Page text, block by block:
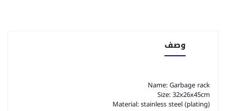
وصف
Name: Garbage rack
Size: 32x26x45cm
Material: stainless steel (plating)